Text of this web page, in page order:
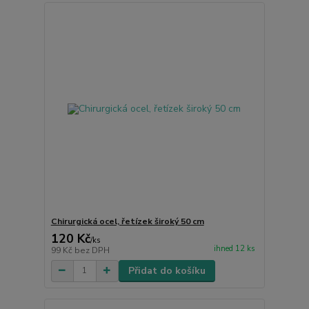
Chirurgická ocel, řetízek široký 50 cm
120 Kč/ks
99 Kč bez DPH ihned 12 ks
Přidat do košíku